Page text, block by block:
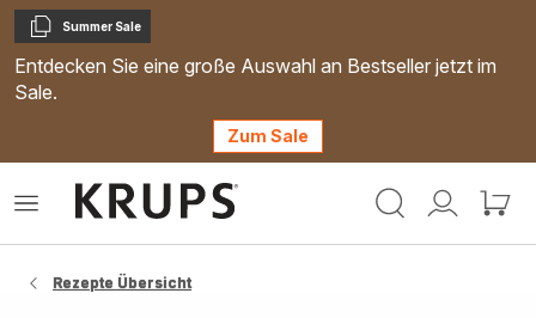
Kopieren
Summer Sale
Entdecken Sie eine große Auswahl an Bestseller jetzt im
Sale.
Zum Sale
Mein
Mein
Das
Rezepte Übersicht